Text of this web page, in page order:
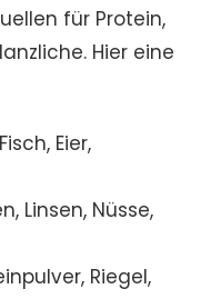
für Protein,
Hier eine
Eier,
Linsen, Nüsse,
Riegel,